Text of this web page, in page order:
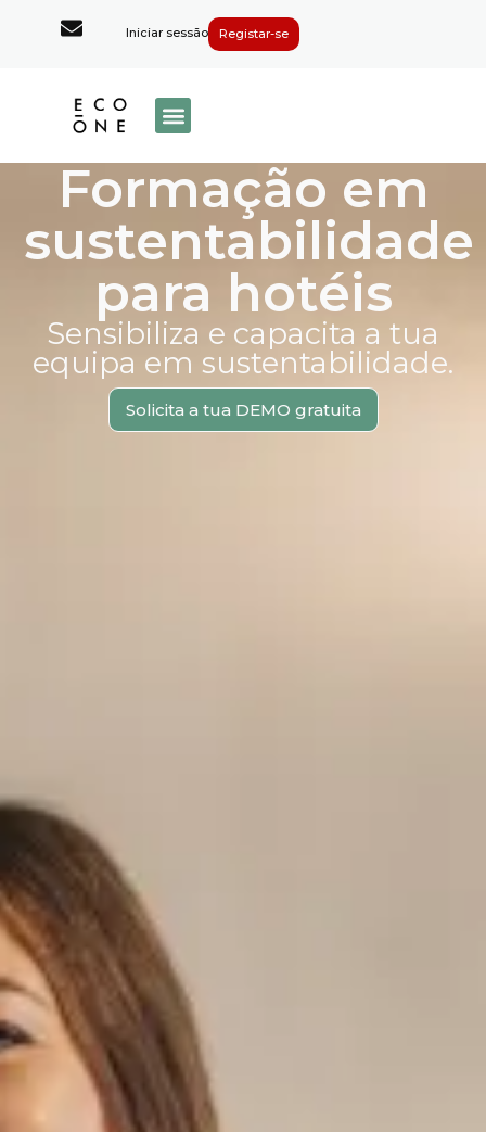
Iniciar sessão Registar-se
Formação em
sustentabilidade
para hotéis
Sensibiliza e capacita a tua
equipa em sustentabilidade.
Solicita a tua DEMO gratuita